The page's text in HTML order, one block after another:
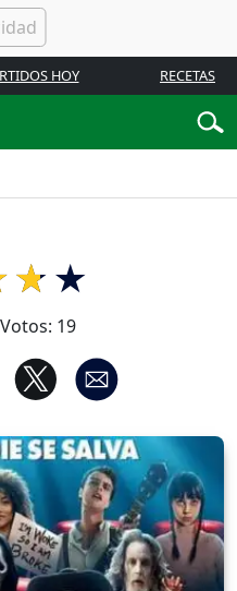
HOY RECETAS
19